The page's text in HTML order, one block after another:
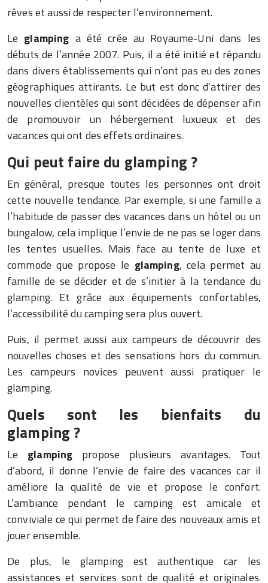
rêves et aussi de respecter l’environnement.
Le glamping a été crée au Royaume-Uni dans les
débuts de l’année 2007. Puis, il a été initié et répandu
dans divers établissements qui n’ont pas eu des zones
géographiques attirants. Le but est donc d’attirer des
nouvelles clientèles qui sont décidées de dépenser afin
de promouvoir un hébergement luxueux et des
vacances qui ont des effets ordinaires.
Qui peut faire du glamping ?
En général, presque toutes les personnes ont droit
cette nouvelle tendance. Par exemple, si une famille a
l’habitude de passer des vacances dans un hôtel ou un
bungalow, cela implique l’envie de ne pas se loger dans
les tentes usuelles. Mais face au tente de luxe et
commode que propose le glamping, cela permet au
famille de se décider et de s’initier à la tendance du
glamping. Et grâce aux équipements confortables,
l’accessibilité du camping sera plus ouvert.
Puis, il permet aussi aux campeurs de découvrir des
nouvelles choses et des sensations hors du commun.
Les campeurs novices peuvent aussi pratiquer le
glamping.
Quels sont les bienfaits du
glamping ?
Le glamping propose plusieurs avantages. Tout
d’abord, il donne l’envie de faire des vacances car il
améliore la qualité de vie et propose le confort.
L’ambiance pendant le camping est amicale et
conviviale ce qui permet de faire des nouveaux amis et
jouer ensemble.
De plus, le glamping est authentique car les
assistances et services sont de qualité et originales.